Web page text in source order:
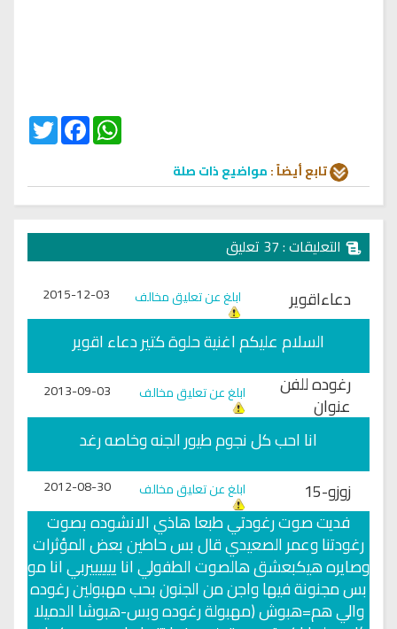
Twitter
FacebookWhatsApp
تابع أيضاً :مواضيع ذات صلة
التعليقات : 37 تعليق
دعاءاقوير ابلغ عن تعليق مخالف 2015-12-03
السلام عليكم اغنية حلوة كتير دعاء اقوير
رغوده للفن
عنوان ابلغ عن تعليق مخالف 2013-09-03
انا احب كل نجوم طيور الجنه وخاصه رغد
زوزو-15
ابلغ عن تعليق مخالف 2012-08-30
فديت صوت رغودتي طبعا هاذي الانشوده بصوت
رغودتنا وعمر الصعيدي قال بس حاطين بعض المؤثرات
وصايره هيكبعشق هالصوت الطفولي انا ييييييربي انا مو
بس مجنونة فيها واجن من الجنون بحب مهبولين رغوده
والي هم=هبوش (مهبولة رغوده وبس-هبوشا الدميلا